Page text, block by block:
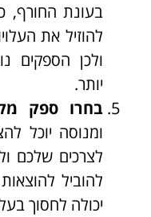
בעונת החורף,
להוזיל את
ולכן הספקים
יותר.
בחרו ספק
ומנוסה יוכל
לצרכים שלכם
להוביל
יכולה לחסוך